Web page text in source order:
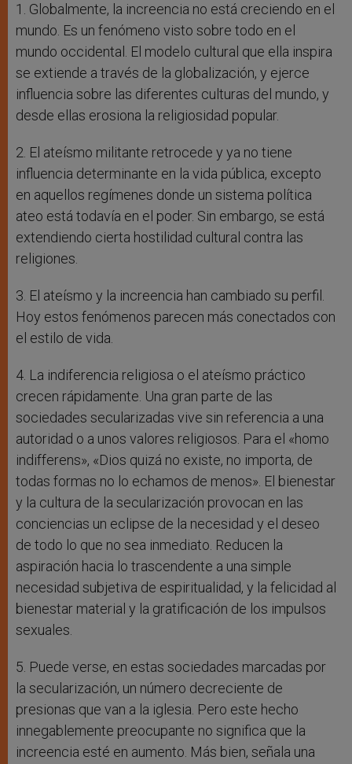
1. Globalmente, la increencia no está creciendo en el
mundo. Es un fenómeno visto sobre todo en el
mundo occidental. El modelo cultural que ella inspira
se extiende a través de la globalización, y ejerce
influencia sobre las diferentes culturas del mundo, y
desde ellas erosiona la religiosidad popular.
2. El ateísmo militante retrocede y ya no tiene
influencia determinante en la vida pública, excepto
en aquellos regímenes donde un sistema política
ateo está todavía en el poder. Sin embargo, se está
extendiendo cierta hostilidad cultural contra las
religiones.
3. El ateísmo y la increencia han cambiado su perfil.
Hoy estos fenómenos parecen más conectados con
el estilo de vida.
4. La indiferencia religiosa o el ateísmo práctico
crecen rápidamente. Una gran parte de las
sociedades secularizadas vive sin referencia a una
autoridad o a unos valores religiosos. Para el «homo
indifferens», «Dios quizá no existe, no importa, de
todas formas no lo echamos de menos». El bienestar
y la cultura de la secularización provocan en las
conciencias un eclipse de la necesidad y el deseo
de todo lo que no sea inmediato. Reducen la
aspiración hacia lo trascendente a una simple
necesidad subjetiva de espiritualidad, y la felicidad al
bienestar material y la gratificación de los impulsos
sexuales.
5. Puede verse, en estas sociedades marcadas por
la secularización, un número decreciente de
presionas que van a la iglesia. Pero este hecho
innegablemente preocupante no significa que la
increencia esté en aumento. Más bien, señala una